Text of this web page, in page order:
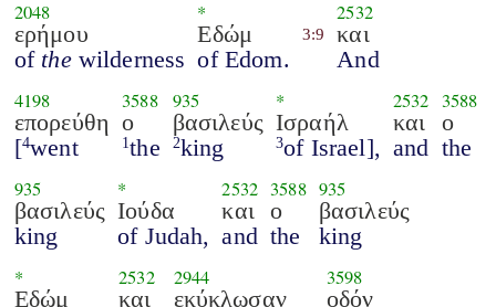
2048
ερήμου
of thewilderness
*
Εδώμ
of Edom.
3:9
2532
και
And
4198
επορεύθη
[4went
3588
ο
1the
935
βασιλεύς
2king
*
Ισραήλ
3of Israel],
2532
και
and
3588
ο
the
935
βασιλεύς
king
*
Ιούδα
of Judah,
2532
και
and
3588
ο
the
935
βασιλεύς
king
*
Εδώμ
2532
και
2944
εκύκλωσαν
3598
οδόν